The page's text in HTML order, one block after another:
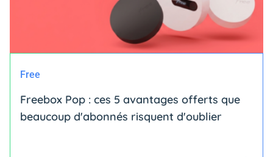
Free
Freebox Pop : ces 5 avantages offerts que
beaucoup d'abonnés risquent d'oublier